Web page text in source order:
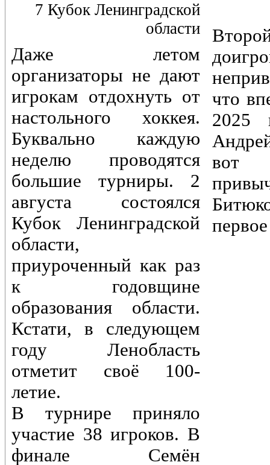
7 Кубок Ленинградской
области
Даже летом
организаторы не дают
игрокам отдохнуть от
настольного хоккея.
Буквально каждую
неделю проводятся
большие турниры. 2
августа состоялся
Кубок Ленинградской
области,
приуроченный как раз
к годовщине
образования области.
Кстати, в следующем
году Ленобласть
отметит своё 100-
летие.
В турнире приняло
участие 38 игроков. В
финале Семён
что
2025
вот